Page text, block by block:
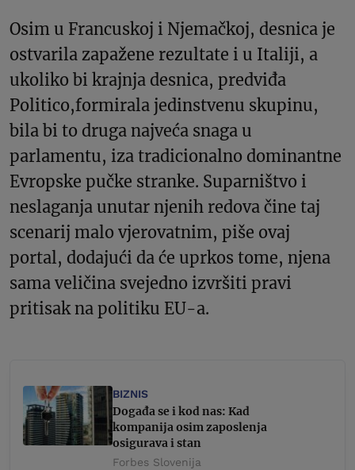
Osim u Francuskoj i Njemačkoj, desnica je
ostvarila zapažene rezultate i u Italiji, a
ukoliko bi krajnja desnica, predviđa
Politico,formirala jedinstvenu skupinu,
bila bi to druga najveća snaga u
parlamentu, iza tradicionalno dominantne
Evropske pučke stranke. Suparništvo i
neslaganja unutar njenih redova čine taj
scenarij malo vjerovatnim, piše ovaj
portal, dodajući da će uprkos tome, njena
sama veličina svejedno izvršiti pravi
pritisak na politiku EU-a.
BIZNIS
Događa se i kod nas: Kad
kompanija osim zaposlenja
osigurava i stan
Forbes Slovenija